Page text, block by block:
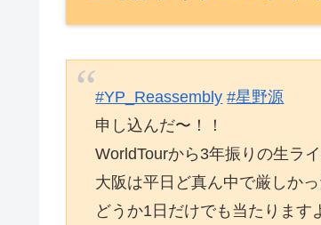
#YP_Reassembly #星野源
申し込んだ〜！！
WorldTourから3年振りの生
大阪は平日ど真ん中で厳しか
どうか1日だけでも当たりま